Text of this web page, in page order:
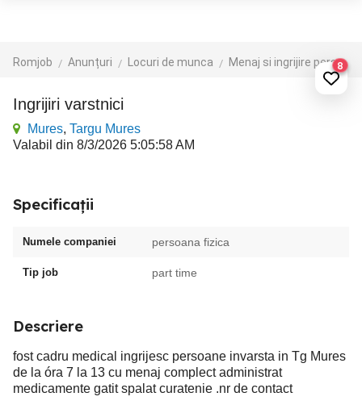
Romjob Anunțuri Locuri de munca Menaj si ingrijire persoane8
ingrijiri varstnici
Mures, Targu Mures
Valabil din 8/3/2026 5:05:58 AM
Specificații
Numele companiei persoana fizica
Tip job part time
Descriere
fost cadru medical ingrijesc persoane invarsta in Tg Mures
de la óra 7 la 13 cu menaj complect administrat
medicamente gatit spalat curatenie .nr de contact